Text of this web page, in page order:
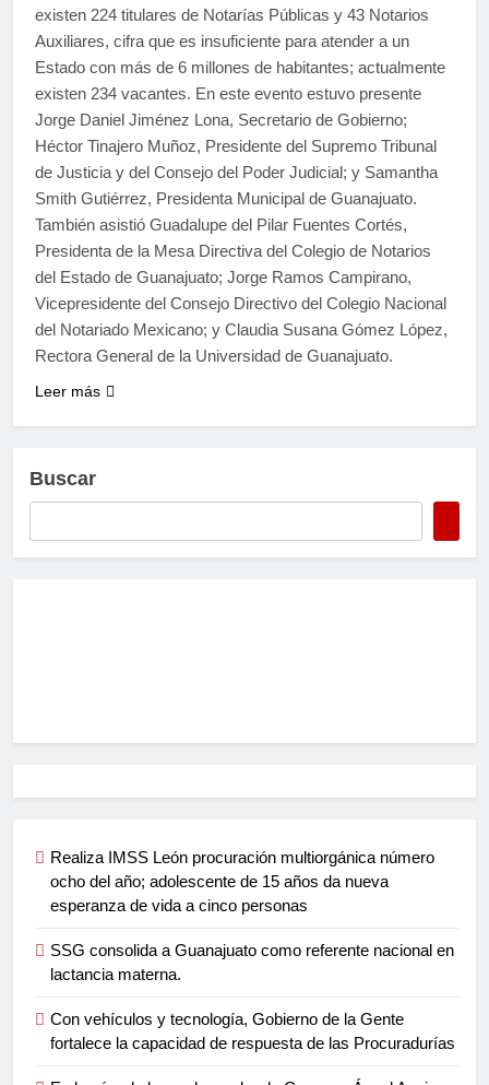
existen 224 titulares de Notarías Públicas y 43 Notarios
Auxiliares, cifra que es insuficiente para atender a un
Estado con más de 6 millones de habitantes; actualmente
existen 234 vacantes. En este evento estuvo presente
Jorge Daniel Jiménez Lona, Secretario de Gobierno;
Héctor Tinajero Muñoz, Presidente del Supremo Tribunal
de Justicia y del Consejo del Poder Judicial; y Samantha
Smith Gutiérrez, Presidenta Municipal de Guanajuato.
También asistió Guadalupe del Pilar Fuentes Cortés,
Presidenta de la Mesa Directiva del Colegio de Notarios
del Estado de Guanajuato; Jorge Ramos Campirano,
Vicepresidente del Consejo Directivo del Colegio Nacional
del Notariado Mexicano; y Claudia Susana Gómez López,
Rectora General de la Universidad de Guanajuato.
Leer más
Buscar
Realiza IMSS León procuración multiorgánica número
ocho del año; adolescente de 15 años da nueva
esperanza de vida a cinco personas
SSG consolida a Guanajuato como referente nacional en
lactancia materna.
Con vehículos y tecnología, Gobierno de la Gente
fortalece la capacidad de respuesta de las Procuradurías